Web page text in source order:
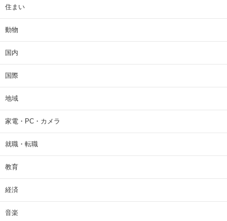
住まい
動物
国内
国際
地域
家電・PC・カメラ
就職・転職
教育
経済
音楽